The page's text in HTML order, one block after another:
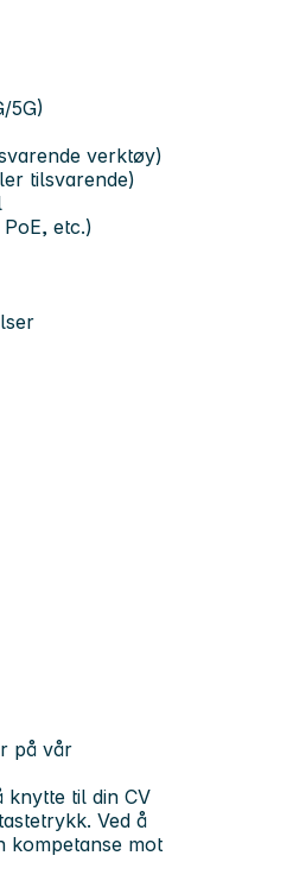
5G)
verktøy)
tilsvarende)
etc.)
på vår
knytte til din CV
Ved å
kompetanse mot